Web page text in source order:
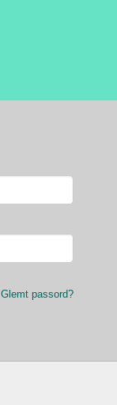
Glemt passord?